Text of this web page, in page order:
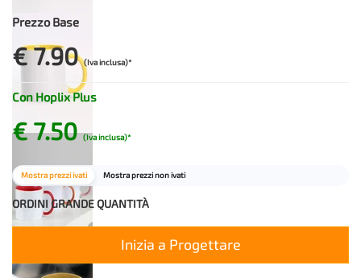
Prezzo Base
€ 7.90(Iva inclusa)*
Con Hoplix Plus
€ 7.50(Iva inclusa)*
Mostra prezzi ivati Mostra prezzi non ivati
ORDINI GRANDE QUANTITÀ
Inizia a Progettare